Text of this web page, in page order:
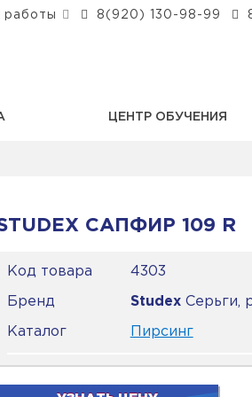
работы 8(920) 130-98-99
ЦЕНТР ОБУЧЕНИЯ
САПФИР 109 R
Код товара 4303
Бренд StudexСерьги,
Каталог Пирсинг